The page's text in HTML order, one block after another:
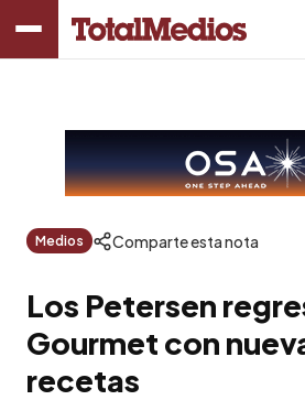
Medios Comparte esta nota
Los Petersen
Gourmet con
recetas